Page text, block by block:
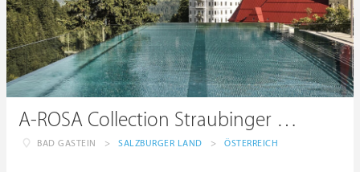
A-ROSA Collection Straubinger Grand Hotel
BAD GASTEIN > SALZBURGER LAND > ÖSTERREICH